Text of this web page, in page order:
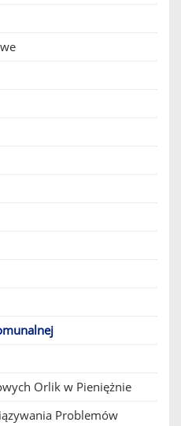
Orlik w Pieniężnie
Problemów